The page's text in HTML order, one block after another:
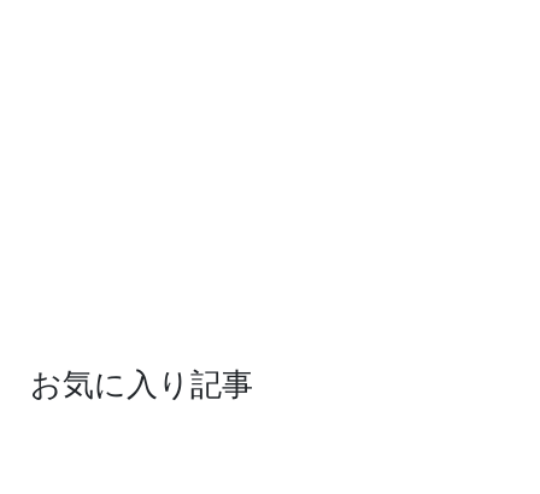
お気に入り記事